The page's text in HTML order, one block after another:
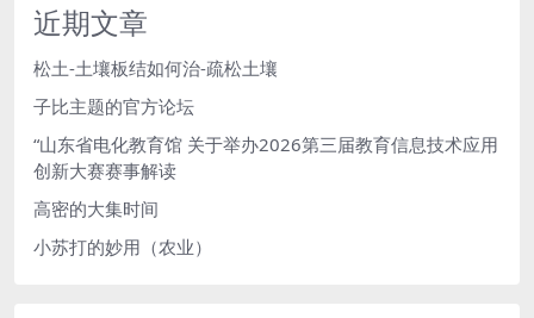
近期文章
松土-土壤板结如何治-疏松土壤
子比主题的官方论坛
“山东省电化教育馆 关于举办2026第三届教育信息技术应用
创新大赛赛事解读
高密的大集时间
小苏打的妙用（农业）